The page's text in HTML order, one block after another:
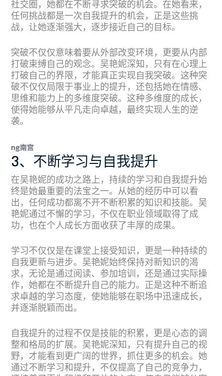
社交圈，她都在不断寻求突破的机会。在她看来，
任何挑战都是一次自我提升的机会，正是这些挑
战，让她逐渐强大，逐步接近自己的目标。
突破不仅仅意味着要从外部改变环境，更要从内部
打破束缚自己的观念。吴艳妮深知，只有在心理上
打破自己的界限，才能真正实现自我突破。这种突
破不仅仅局限于事业上的提升，还包括她在情感、
思维和能力上的多维度突破。这种多维度的成长，
使得她能够从平凡走向卓越，最终实现人生的逆
袭。
ng南宫
3、不断学习与自我提升
在吴艳妮的成功之路上，持续的学习和自我提升始
终是她最重要的法宝之一。从她的经历中可以看
出，任何成功都离不开不断积累的知识和技能。吴
艳妮通过不懈的学习，不仅在职业领域取得了成
功，也在个人成长方面收获了丰厚的成果。
学习不仅仅是在课堂上接受知识，更是一种持续的
自我更新与进步。吴艳妮始终保持对新知识的渴
求，无论是通过阅读、参加培训，还是通过实际操
作，她都在不断提升自己的能力。正是这种不断追
求卓越的学习态度，使她能够在职场中迅速成长，
并逐渐脱颖而出。
自我提升的过程不仅是技能的积累，更是心态的调
整和格局的扩展。吴艳妮深知，只有提升自己的视
野，才能看到更广阔的世界，抓住更多的机会。她
通过不断学习和提升，不仅提高了自己的竞争力，